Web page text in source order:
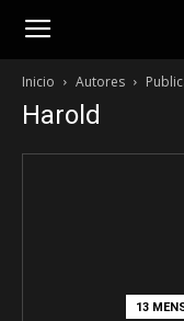
panfletonegro
Inicio Autores
Harold
13